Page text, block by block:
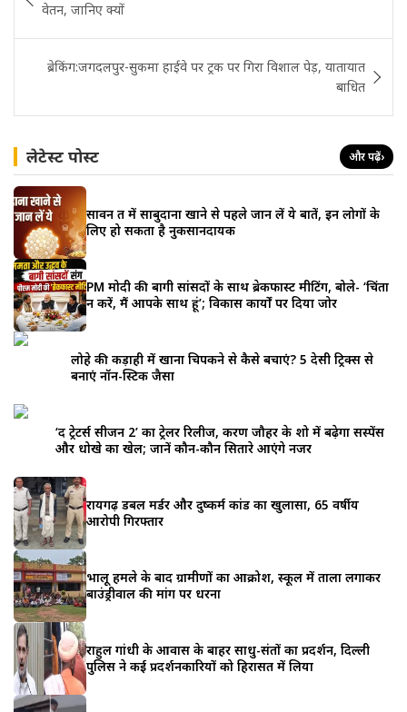
वेतन, जानिए क्यों
ब्रेकिंग:जगदलपुर-सुकमा हाईवे पर ट्रक पर गिरा विशाल पेड़, यातायात
बाधित
लेटेस्ट पोस्ट और पढ़ें›
सावन व्रत में साबुदाना खाने से पहले जान लें ये बातें, इन लोगों के
लिए हो सकता है नुकसानदायक
PM मोदी की बागी सांसदों के साथ ब्रेकफास्ट मीटिंग, बोले- ‘चिंता
न करें, मैं आपके साथ हूं’; विकास कार्यों पर दिया जोर
लोहे की कड़ाही में खाना चिपकने से कैसे बचाएं? 5 देसी ट्रिक्स से
बनाएं नॉन-स्टिक जैसा
‘द ट्रेटर्स सीजन 2’ का ट्रेलर रिलीज, करण जौहर के शो में बढ़ेगा सस्पेंस
और धोखे का खेल; जानें कौन-कौन सितारे आएंगे नजर
रायगढ़ डबल मर्डर और दुष्कर्म कांड का खुलासा, 65 वर्षीय
आरोपी गिरफ्तार
भालू हमले के बाद ग्रामीणों का आक्रोश, स्कूल में ताला लगाकर
बाउंड्रीवाल की मांग पर धरना
राहुल गांधी के आवास के बाहर साधु-संतों का प्रदर्शन, दिल्ली
पुलिस ने कई प्रदर्शनकारियों को हिरासत में लिया